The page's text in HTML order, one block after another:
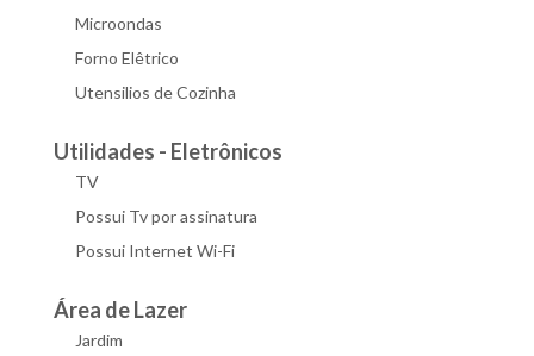
Microondas
Forno Elêtrico
Utensilios de Cozinha
Utilidades - Eletrônicos
TV
Possui Tv por assinatura
Possui Internet Wi-Fi
Área de Lazer
Jardim